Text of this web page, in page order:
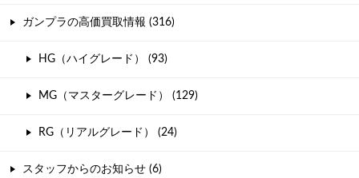
ガンプラの高価買取情報 (316)
HG（ハイグレード） (93)
MG（マスターグレード） (129)
RG（リアルグレード） (24)
スタッフからのお知らせ (6)